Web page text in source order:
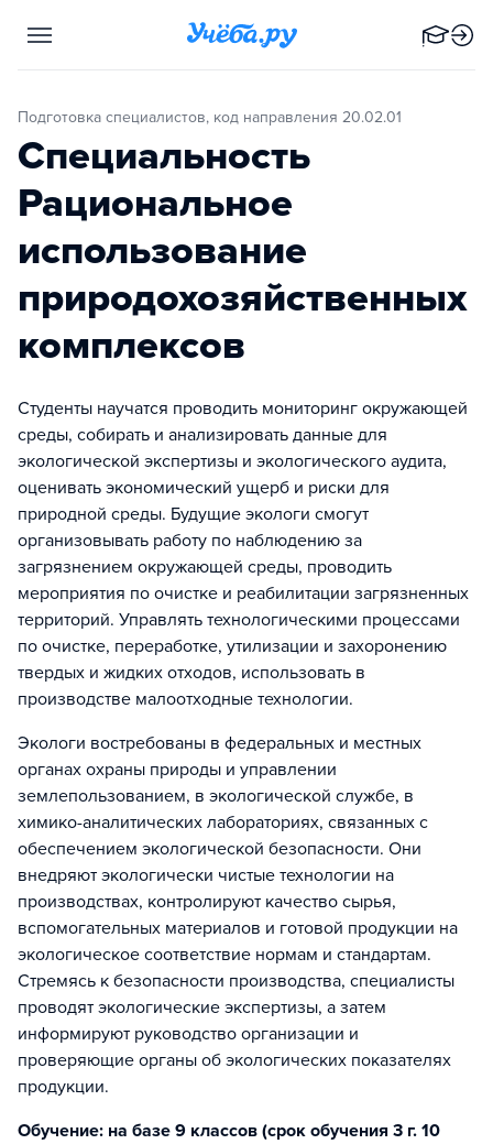
Подготовка специалистов, код направления 20.02.01
Специальность
Рациональное
использование
природохозяйственных
комплексов
Студенты научатся проводить мониторинг окружающей
среды, собирать и анализировать данные для
экологической экспертизы и экологического аудита,
оценивать экономический ущерб и риски для
природной среды. Будущие экологи смогут
организовывать работу по наблюдению за
загрязнением окружающей среды, проводить
мероприятия по очистке и реабилитации загрязненных
территорий. Управлять технологическими процессами
по очистке, переработке, утилизации и захоронению
твердых и жидких отходов, использовать в
производстве малоотходные технологии.
Экологи востребованы в федеральных и местных
органах охраны природы и управлении
землепользованием, в экологической службе, в
химико-аналитических лабораториях, связанных с
обеспечением экологической безопасности. Они
внедряют экологически чистые технологии на
производствах, контролируют качество сырья,
вспомогательных материалов и готовой продукции на
экологическое соответствие нормам и стандартам.
Стремясь к безопасности производства, специалисты
проводят экологические экспертизы, а затем
информируют руководство организации и
проверяющие органы об экологических показателях
продукции.
Обучение: на базе 9 классов (срок обучения 3 г. 10